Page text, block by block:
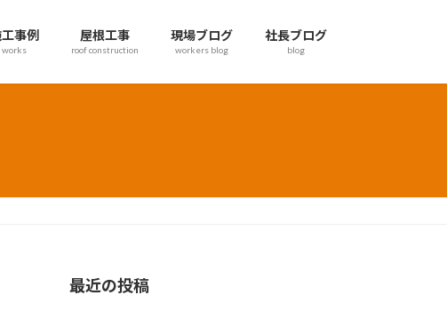
事例
works
屋根工事
roof construction
現場ブログ
workers blog
社長ブログ
blog
最近の投稿